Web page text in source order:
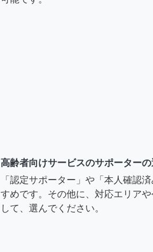
高齢者向けサービスのサポーターの
「認定サポーター」や「本人確認
すめです。その他に、対応エリア
して、選んでください。